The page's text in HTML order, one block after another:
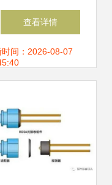
场 供应网络、厂家
布局与产业生态
查看详情
时间：2026-08-07